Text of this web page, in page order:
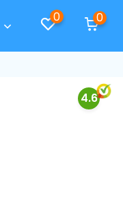
0 0
4.6